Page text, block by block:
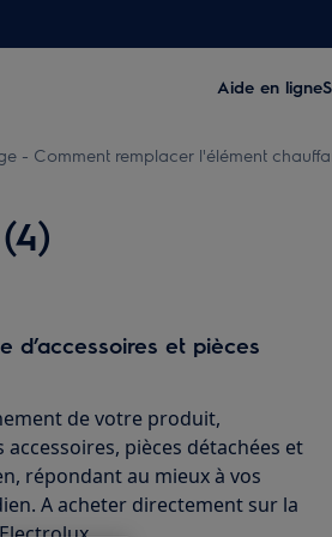
Aide en ligne
- Comment remplacer l'élément
d’accessoires et pièces
de votre produit,
pièces détachées et
répondant au mieux à vos
A acheter directement sur la